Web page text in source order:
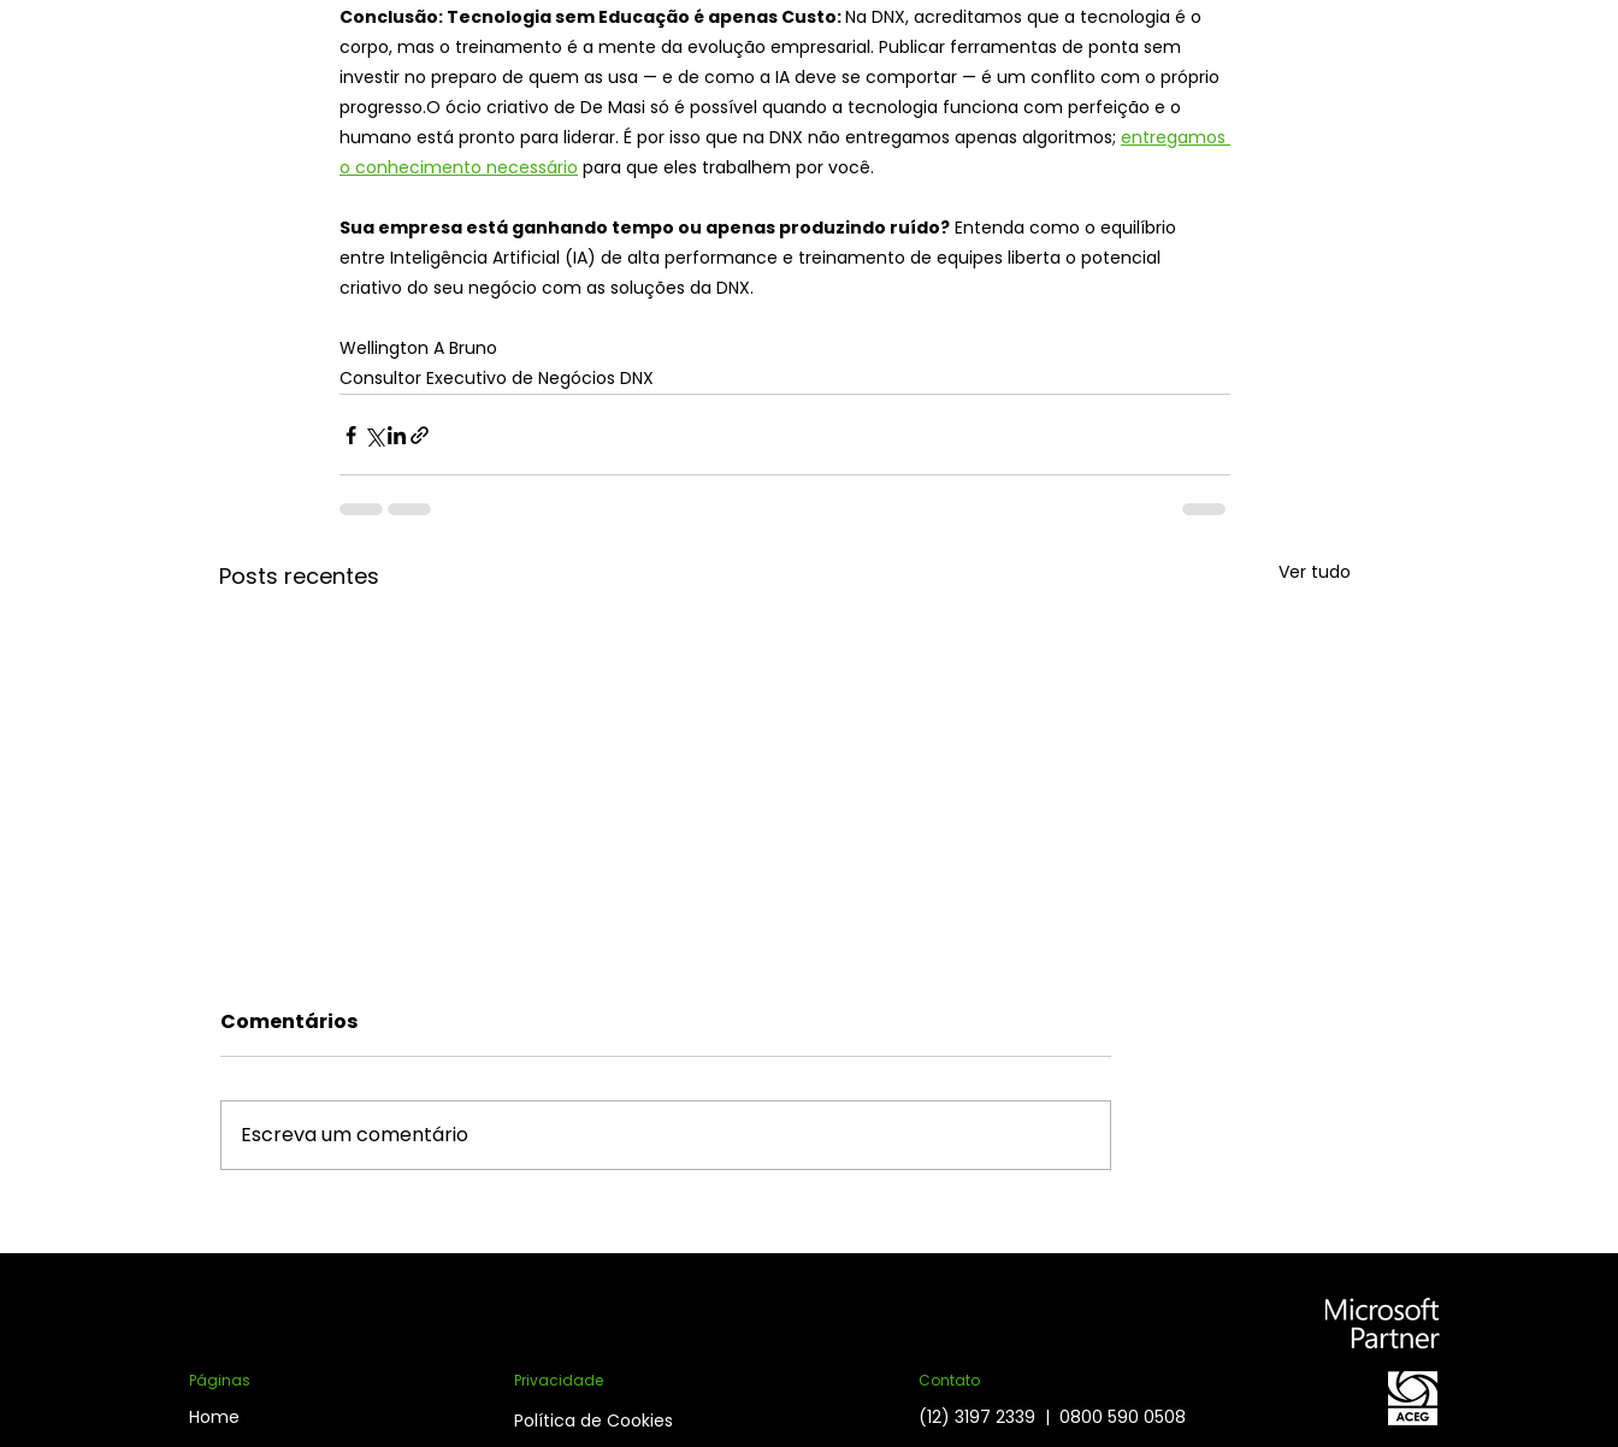
Conclusão: Tecnologia sem Educação é apenas Custo: Na DNX, acreditamos que a tecnologia é o
corpo, mas o treinamento é a mente da evolução empresarial. Publicar ferramentas de ponta sem
investir no preparo de quem as usa — e de como a IA deve se comportar — é um conflito com o próprio
progresso.O ócio criativo de De Masi só é possível quando a tecnologia funciona com perfeição e o
humano está pronto para liderar. É por isso que na DNX não entregamos apenas algoritmos; entregamos
o conhecimento necessário para que eles trabalhem por você.
Sua empresa está ganhando tempo ou apenas produzindo ruído? Entenda como o equilíbrio
entre Inteligência Artificial (IA) de alta performance e treinamento de equipes liberta o potencial
criativo do seu negócio com as soluções da DNX.
Wellington A Bruno
Consultor Executivo de Negócios DNX
Posts recentes Ver tudo
Comentários
Escreva um comentário
Páginas
Home
Privacidade
Política de Cookies
Contato
(12) 3197 2339 | 0800 590 0508